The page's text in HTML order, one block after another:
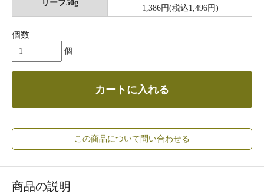
リーフ50g
1,386円(税込1,496円)
個数
個
カートに入れる
この商品について問い合わせる
商品の説明